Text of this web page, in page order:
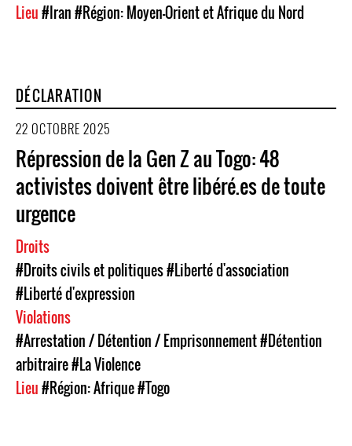
Lieu#Iran#Région: Moyen-Orient et Afrique du Nord
DÉCLARATION
22 OCTOBRE 2025
Répression de la Gen Z au Togo: 48
activistes doivent être libéré.es de toute
urgence
Droits
#Droits civils et politiques#Liberté d'association
#Liberté d'expression
Violations
#Arrestation / Détention / Emprisonnement#Détention
arbitraire#La Violence
Lieu#Région: Afrique#Togo